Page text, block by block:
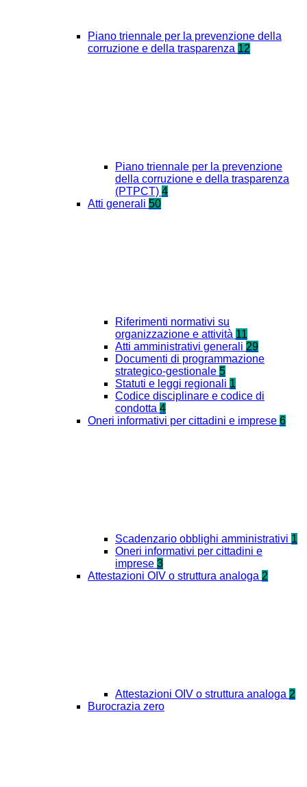
Piano triennale per la prevenzione della
corruzione e della trasparenza 12
Piano triennale per la prevenzione
della corruzione e della trasparenza
(PTPCT) 4
Atti generali 50
Riferimenti normativi su
organizzazione e attività 11
Atti amministrativi generali 29
Documenti di programmazione
strategico-gestionale 5
Statuti e leggi regionali 1
Codice disciplinare e codice di
condotta 4
Oneri informativi per cittadini e imprese 6
Scadenzario obblighi amministrativi 1
Oneri informativi per cittadini e
imprese 3
Attestazioni OIV o struttura analoga 2
Attestazioni OIV o struttura analoga 2
Burocrazia zero